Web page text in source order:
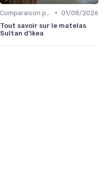
• 01/08/2026
Tout savoir sur le matelas
Sultan d'Ikea